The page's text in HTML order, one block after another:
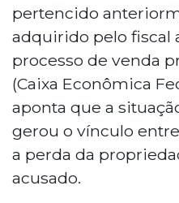
pertencido
adquirido pelo fiscal
processo de venda
(Caixa Econômica
aponta que a
gerou o vínculo
a perda da
acusado.